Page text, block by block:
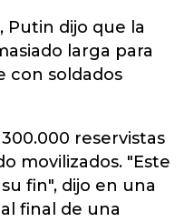
Putin dijo que la
larga para
con soldados
reservistas
movilizados. "Este
fin", dijo en una
final de una